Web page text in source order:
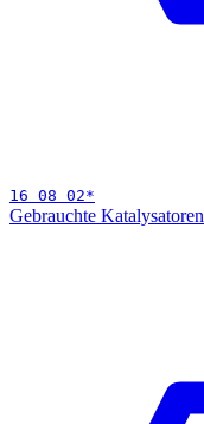
16 08 02*
Gebrauchte Katalysatoren